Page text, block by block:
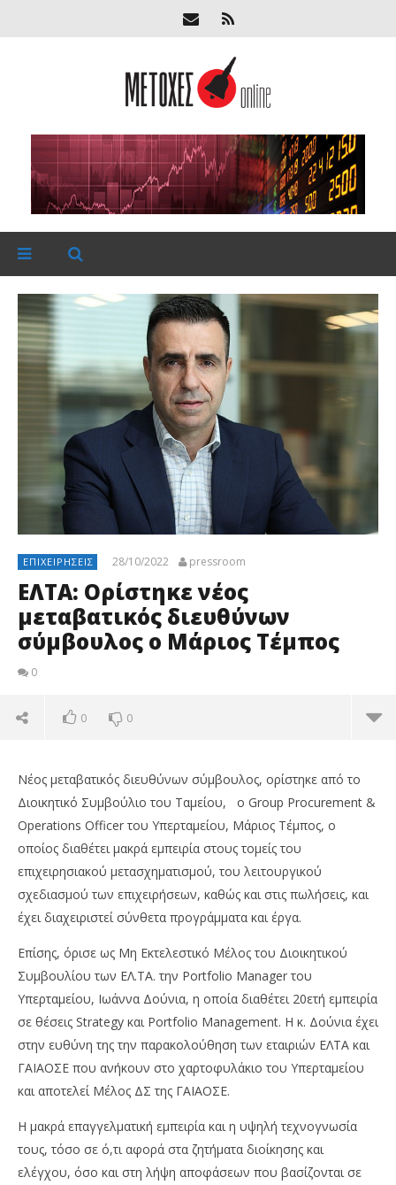
ΕΠΙΧΕΙΡΉΣΕΙΣ 28/10/2022 pressroom
ΕΛΤΑ: Ορίστηκε νέος
μεταβατικός διευθύνων
σύμβουλος ο Μάριος Τέμπος
0
0 0
NOW VIEWING
ΕΛΤΑ: Ορίστηκε νέος μεταβατικός διευθύνων
σύμβουλος ο Μάριος Τέμπος
pressroom
Νέος μεταβατικός διευθύνων σύμβουλος, ορίστηκε από το
Διοικητικό Συμβούλιο του Ταμείου, ο Group Procurement &
Operations Officer του Υπερταμείου, Μάριος Τέμπος, ο
οποίος διαθέτει μακρά εμπειρία στους τομείς του
επιχειρησιακού μετασχηματισμού, του λειτουργικού
σχεδιασμού των επιχειρήσεων, καθώς και στις πωλήσεις, και
έχει διαχειριστεί σύνθετα προγράμματα και έργα.
Επίσης, όρισε ως Μη Εκτελεστικό Μέλος του Διοικητικού
Συμβουλίου των ΕΛ.ΤΑ. την Portfolio Manager του
Υπερταμείου, Ιωάννα Δούνια, η οποία διαθέτει 20ετή εμπειρία
σε θέσεις Strategy και Portfolio Management. Η κ. Δούνια έχει
στην ευθύνη της την παρακολούθηση των εταιριών ΕΛΤΑ και
ΓΑΙΑΟΣΕ που ανήκουν στο χαρτοφυλάκιο του Υπερταμείου
και αποτελεί Μέλος ΔΣ της ΓΑΙΑΟΣΕ.
Η μακρά επαγγελματική εμπειρία και η υψηλή τεχνογνωσία
τους, τόσο σε ό,τι αφορά στα ζητήματα διοίκησης και
ελέγχου, όσο και στη λήψη αποφάσεων που βασίζονται σε